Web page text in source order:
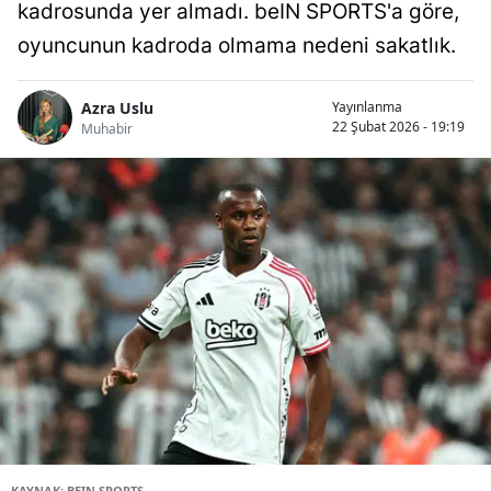
kadrosunda yer almadı. beIN SPORTS'a göre,
oyuncunun kadroda olmama nedeni sakatlık.
Azra Uslu
Muhabir
Yayınlanma
22 Şubat 2026 - 19:19